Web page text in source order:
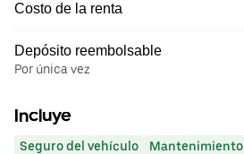
Costo de la renta
Depósito reembolsable
Por única vez
Incluye
Seguro del vehículo
Mantenimiento